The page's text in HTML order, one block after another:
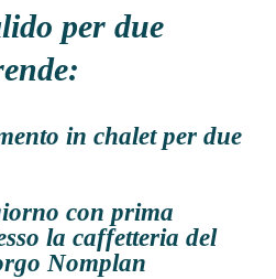
per due
in chalet per due
con prima
la caffetteria del
Nomplan